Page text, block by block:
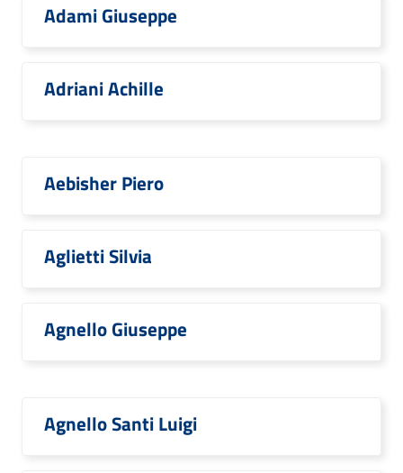
Adami Giuseppe
Adriani Achille
Aebisher Piero
Aglietti Silvia
Agnello Giuseppe
Agnello Santi Luigi